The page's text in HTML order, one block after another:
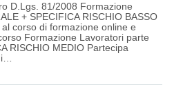
D.Lgs. 81/2008 Formazione
+ SPECIFICA RISCHIO BASSO
corso di formazione online e
Formazione Lavoratori parte
RISCHIO MEDIO Partecipa